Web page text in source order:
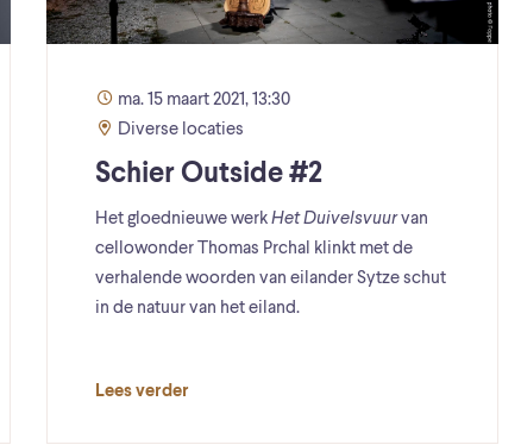
ma. 15 maart 2021, 13:30
Diverse locaties
Schier Outside #2
Het gloednieuwe werk Het Duivelsvuurvan
cellowonder Thomas Prchal klinkt met de
verhalende woorden van eilander Sytze schut
in de natuur van het eiland.
Lees verder